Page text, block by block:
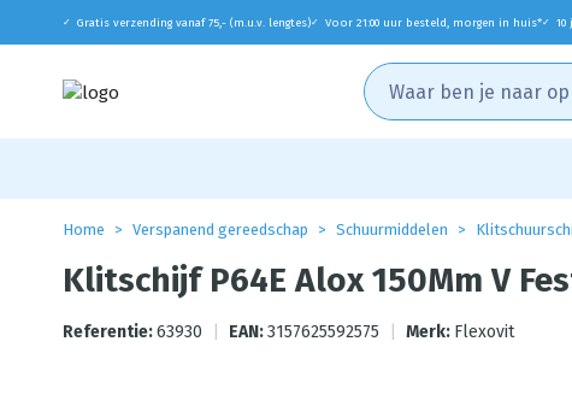
✓ Gratis verzending vanaf 75,- (m.u.v. lengtes)✓ Voor 21:00 uur besteld, morgen in huis*✓
Home Verspanend gereedschap Schuurmiddelen
Klitschijf P64E Alox 150Mm V
Referentie:63930 EAN:3157625592575 Merk: Flexovit